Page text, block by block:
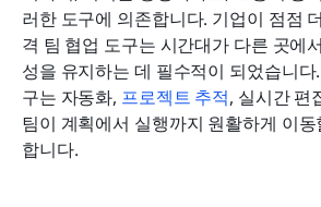
러한 도구에 의존합니다. 기업이 점점
격 팀 협업 도구는 시간대가 다른 곳에
성을 유지하는 데 필수적이 되었습니
구는 자동화, 프로젝트 추적, 실시간 편
팀이 계획에서 실행까지 원활하게 이
합니다.